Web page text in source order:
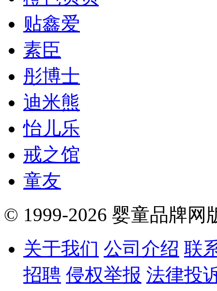
贴鑫爱
素臣
彤博士
迪米熊
怡儿乐
戒之馆
童友
© 1999-2026 婴童品牌网
关于我们 公司介绍 联
招聘 侵权举报 法律投